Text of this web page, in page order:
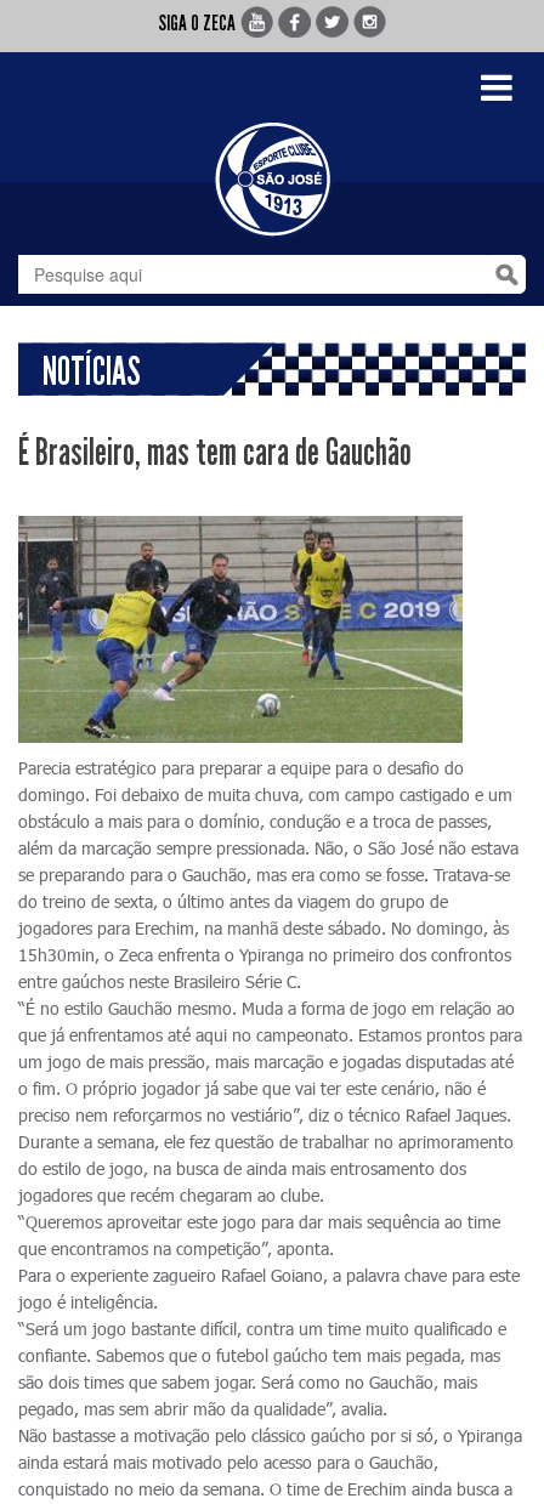
SIGA O ZECA
Toggle
NOTÍCIAS
É Brasileiro, mas tem cara de Gauchão
Parecia estratégico para preparar a equipe para o desafio do
domingo. Foi debaixo de muita chuva, com campo castigado e um
obstáculo a mais para o domínio, condução e a troca de passes,
além da marcação sempre pressionada. Não, o São José não estava
se preparando para o Gauchão, mas era como se fosse. Tratava-se
do treino de sexta, o último antes da viagem do grupo de
jogadores para Erechim, na manhã deste sábado. No domingo, às
15h30min, o Zeca enfrenta o Ypiranga no primeiro dos confrontos
entre gaúchos neste Brasileiro Série C.
“É no estilo Gauchão mesmo. Muda a forma de jogo em relação ao
que já enfrentamos até aqui no campeonato. Estamos prontos para
um jogo de mais pressão, mais marcação e jogadas disputadas até
o fim. O próprio jogador já sabe que vai ter este cenário, não é
preciso nem reforçarmos no vestiário”, diz o técnico Rafael Jaques.
Durante a semana, ele fez questão de trabalhar no aprimoramento
do estilo de jogo, na busca de ainda mais entrosamento dos
jogadores que recém chegaram ao clube.
“Queremos aproveitar este jogo para dar mais sequência ao time
que encontramos na competição”, aponta.
Para o experiente zagueiro Rafael Goiano, a palavra chave para este
jogo é inteligência.
“Será um jogo bastante difícil, contra um time muito qualificado e
confiante. Sabemos que o futebol gaúcho tem mais pegada, mas
são dois times que sabem jogar. Será como no Gauchão, mais
pegado, mas sem abrir mão da qualidade”, avalia.
Não bastasse a motivação pelo clássico gaúcho por si só, o Ypiranga
ainda estará mais motivado pelo acesso para o Gauchão,
conquistado no meio da semana. O time de Erechim ainda busca a